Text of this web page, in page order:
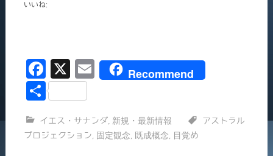
いいね:
F
a
e
X
E
l
Recommend
共
イエス・サナンダ, 新規・最新情報
アストラル
プロジェクション
固定観念 既成概念 目覚め